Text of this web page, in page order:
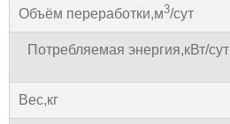
Объём переработки,м3/сут
Потребляемая энергия,кВт/сут
Вес,кг